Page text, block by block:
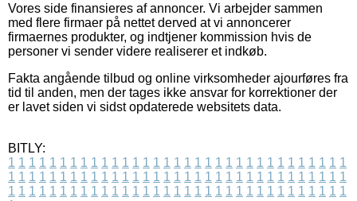
Vores side finansieres af annoncer. Vi arbejder sammen
med flere firmaer på nettet derved at vi annoncerer
firmaernes produkter, og indtjener kommission hvis de
personer vi sender videre realiserer et indkøb.
Fakta angående tilbud og online virksomheder ajourføres fra
tid til anden, men der tages ikke ansvar for korrektioner der
er lavet siden vi sidst opdaterede websitets data.
BITLY:
1 1 1 1 1 1 1 1 1 1 1 1 1 1 1 1 1 1 1 1 1 1 1 1 1 1 1 1 1 1 1 1 1
1 1 1 1 1 1 1 1 1 1 1 1 1 1 1 1 1 1 1 1 1 1 1 1 1 1 1 1 1 1 1 1 1
1 1 1 1 1 1 1 1 1 1 1 1 1 1 1 1 1 1 1 1 1 1 1 1 1 1 1 1 1 1 1 1 1